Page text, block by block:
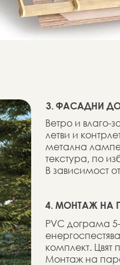
3. ФАСАДНИ
Ветро и
летви и
метална
текстура, по
В зависимост
4. МОНТАЖ НА
PVC дограма
комплект. Цвят
Монтаж на